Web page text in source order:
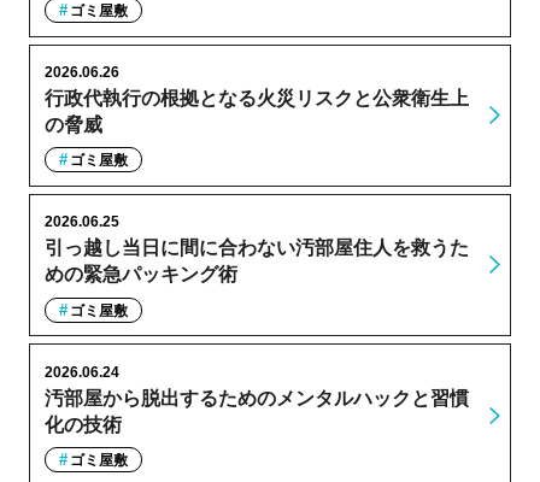
ゴミ屋敷
行政代執行の根拠となる火災リスクと公衆衛生上
の脅威
2026.06.26
ゴミ屋敷
引っ越し当日に間に合わない汚部屋住人を救うた
めの緊急パッキング術
2026.06.25
ゴミ屋敷
汚部屋から脱出するためのメンタルハックと習慣
化の技術
2026.06.24
ゴミ屋敷